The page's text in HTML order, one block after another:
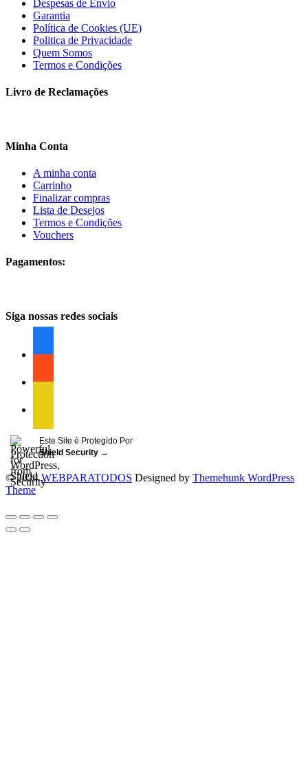
Despesas de Envio
Garantia
Política de Cookies (UE)
Politica de Privacidade
Quem Somos
Termos e Condições
Livro de Reclamações
Minha Conta
A minha conta
Carrinho
Finalizar compras
Lista de Desejos
Termos e Condições
Vouchers
Pagamentos:
Siga nossas redes sociais
Este Site é Protegido Por
Shield Security →
© 2024WEBPARATODOS Designed by Themehunk WordPress
Theme